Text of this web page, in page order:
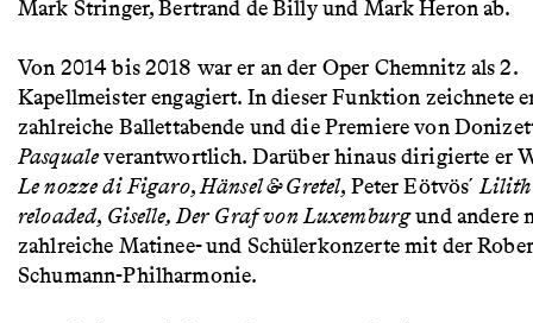
Mark Stringer, Bertrand de Billy und Mark Heron ab.
Von 2014 bis 2018 war er an der Oper Chemnitz als 2.
Kapellmeister engagiert. In dieser Funktion zeichnete
zahlreiche Ballettabende und die Premiere von
Pasqualeverantwortlich. Darüber hinaus dirigierte er
Le nozze di Figaro,Hänsel & Gretel, Peter Eötvös´
reloaded, Giselle, Der Graf von Luxemburgund andere
zahlreiche Matinee- und Schülerkonzerte mit der
Schumann-Philharmonie.